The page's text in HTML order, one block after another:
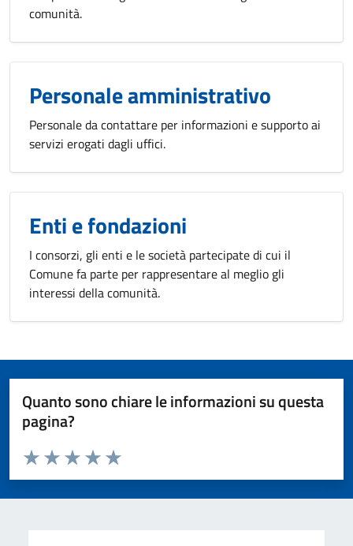
comunità.
Personale amministrativo
Personale da contattare per informazioni e supporto ai
servizi erogati dagli uffici.
Enti e fondazioni
I consorzi, gli enti e le società partecipate di cui il
Comune fa parte per rappresentare al meglio gli
interessi della comunità.
Quanto sono chiare le informazioni su questa
pagina?
Valuta da 1 a 5 stelle la pagina
Valuta 5 stelle su 5
Valuta 4 stelle su 5
Valuta 3 stelle su 5
Valuta 2 stelle su 5
Valuta 1 stelle su 5